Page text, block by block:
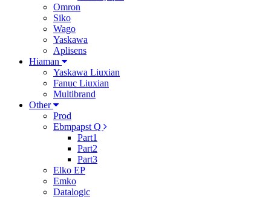
Omron
Siko
Wago
Yaskawa
Aplisens
Hiaman
Yaskawa Liuxian
Fanuc Liuxian
Multibrand
Other
Prod
Ebmpapst Q
Part1
Part2
Part3
Elko EP
Emko
Datalogic